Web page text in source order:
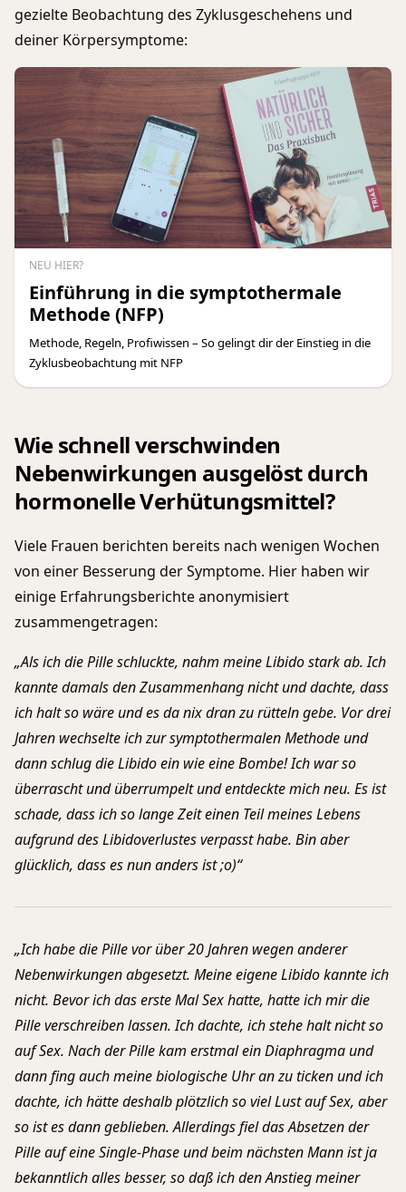
gezielte Beobachtung des Zyklusgeschehens und
deiner Körpersymptome:
NEU HIER?
Einführung in die symptothermale
Methode (NFP)
Methode, Regeln, Profiwissen – So gelingt dir der Einstieg in die
Zyklusbeobachtung mit NFP
Wie schnell verschwinden
Nebenwirkungen ausgelöst durch
hormonelle Verhütungsmittel?
Viele Frauen berichten bereits nach wenigen Wochen
von einer Besserung der Symptome. Hier haben wir
einige Erfahrungsberichte anonymisiert
zusammengetragen:
„Als ich die Pille schluckte, nahm meine Libido stark ab. Ich
kannte damals den Zusammenhang nicht und dachte, dass
ich halt so wäre und es da nix dran zu rütteln gebe. Vor drei
Jahren wechselte ich zur symptothermalen Methode und
dann schlug die Libido ein wie eine Bombe! Ich war so
überrascht und überrumpelt und entdeckte mich neu. Es ist
schade, dass ich so lange Zeit einen Teil meines Lebens
aufgrund des Libidoverlustes verpasst habe. Bin aber
glücklich, dass es nun anders ist ;o)“
„Ich habe die Pille vor über 20 Jahren wegen anderer
Nebenwirkungen abgesetzt. Meine eigene Libido kannte ich
nicht. Bevor ich das erste Mal Sex hatte, hatte ich mir die
Pille verschreiben lassen. Ich dachte, ich stehe halt nicht so
auf Sex. Nach der Pille kam erstmal ein Diaphragma und
dann fing auch meine biologische Uhr an zu ticken und ich
dachte, ich hätte deshalb plötzlich so viel Lust auf Sex, aber
so ist es dann geblieben. Allerdings fiel das Absetzen der
Pille auf eine Single-Phase und beim nächsten Mann ist ja
bekanntlich alles besser, so daß ich den Anstieg meiner